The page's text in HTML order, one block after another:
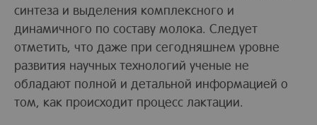
синтеза и выделения комплексного и
динамичного по составу молока. Следует
отметить, что даже при сегодняшнем уровне
развития научных технологий ученые не
обладают полной и детальной информацией о
том, как происходит процесс лактации.